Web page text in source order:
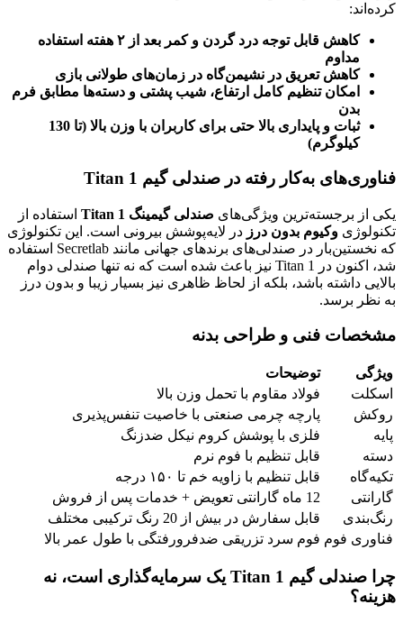
کرده‌اند:
کاهش قابل توجه درد گردن و کمر بعد از ۲ هفته استفاده
مداوم
کاهش تعریق در نشیمن‌گاه در زمان‌های طولانی بازی
امکان تنظیم کامل ارتفاع، شیب پشتی و دسته‌ها مطابق فرم
بدن
ثبات و پایداری بالا حتی برای کاربران با وزن بالا (تا 130
کیلوگرم)
فناوری‌های به‌کار رفته در صندلی گیم Titan 1
یکی از برجسته‌ترین ویژگی‌های صندلی گیمینگ
استفاده از
تکنولوژی وکیوم بدون درز در لایه‌پوشش بیرونی است. این تکنولوژی
که نخستین‌بار در صندلی‌های برندهای جهانی مانند Secretlab استفاده
شد، اکنون در Titan 1 نیز باعث شده است که نه تنها صندلی دوام
بالایی داشته باشد، بلکه از لحاظ ظاهری نیز بسیار زیبا و بدون درز
به نظر برسد.
مشخصات فنی و طراحی بدنه
ویژگی
توضیحات
اسکلت
فولاد مقاوم با تحمل وزن بالا
روکش
پارچه چرمی صنعتی با خاصیت تنفس‌پذیری
پایه
فلزی با پوشش کروم نیکل ضدزنگ
دسته
قابل تنظیم با فوم نرم
تکیه‌گاه
قابل تنظیم با زاویه خم تا ۱۵۰ درجه
گارانتی
12 ماه گارانتی تعویض + خدمات پس از فروش
رنگ‌بندی
قابل سفارش در بیش از 20 رنگ ترکیبی مختلف
فناوری فوم فوم سرد تزریقی ضدفرورفتگی با طول عمر بالا
چرا صندلی گیم Titan 1
یک سرمایه‌گذاری است، نه
هزینه؟